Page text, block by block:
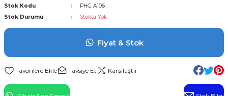
Stok Kodu
PHG A106
Stok Durumu
Stokta Yok
Fiyat & Stok
Tavsiye Et Karşılaştır